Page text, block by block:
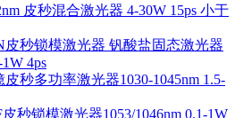
皮秒混合激光器 4-30W 15ps 小于
皮秒锁模激光器 钒酸盐固态激光器
4ps
秒多功率激光器1030-1045nm 1.5-
秒锁模激光器1053/1046nm 0.1-1W